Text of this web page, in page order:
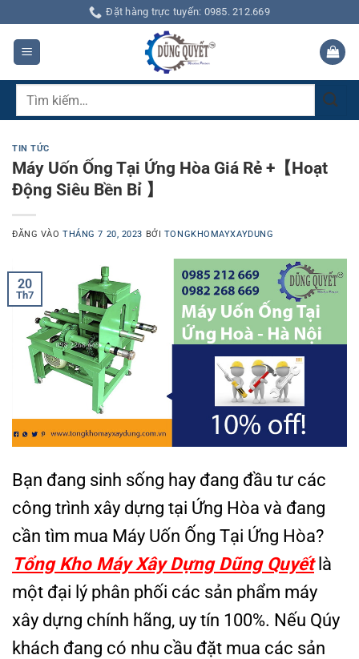
qua
dung
Đặt hàng trực tuyến: 0985. 212.669
Tìm
TIN TỨC
Máy Uốn Ống Tại Ứng Hòa Giá Rẻ +【Hoạt
Động Siêu Bền Bỉ 】
ĐĂNG VÀOTHÁNG 7 20, 2023 BỞI TONGKHOMAYXAYDUNG
20
Th7
Bạn đang sinh sống hay đang đầu tư các
công trình xây dựng tại Ứng Hòa và đang
cần tìm mua Máy Uốn Ống Tại Ứng Hòa?
Tổng Kho Máy Xây Dựng Dũng Quyếtlà
một đại lý phân phối các sản phẩm máy
xây dựng chính hãng, uy tín 100%. Nếu Qúy
khách đang có nhu cầu đặt mua các sản